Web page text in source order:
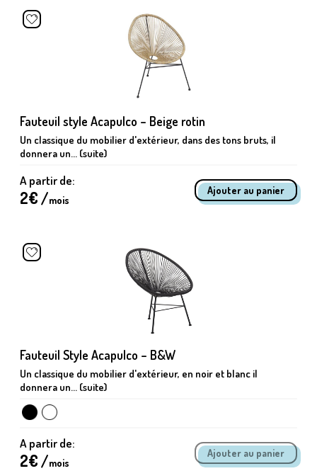
Fauteuil style Acapulco – Beige rotin
Un classique du mobilier d'extérieur, dans des tons bruts, il
donnera un... (suite)
A partir de:
2€ /mois
Fauteuil Style Acapulco – B&W
Un classique du mobilier d'extérieur, en noir et blanc il
donnera un... (suite)
A partir de:
2€ /mois